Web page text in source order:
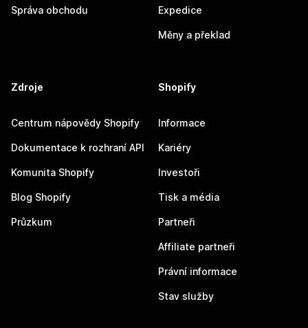
Správa obchodu Expedice
Měny a překlad
Zdroje
Centrum nápovědy Shopify
Dokumentace k rozhraní API
Komunita Shopify
Blog Shopify
Průzkum
Shopify
Informace
Kariéry
Investoři
Tisk a média
Partneři
Affiliate partneři
Právní informace
Stav služby